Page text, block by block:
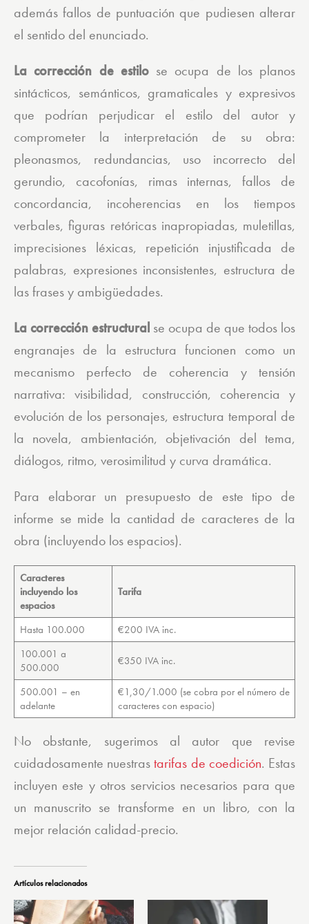
además fallos de puntuación que pudiesen alterar
el sentido del enunciado.
La corrección de estilose ocupa de los planos
sintácticos, semánticos, gramaticales y expresivos
que podrían perjudicar el estilo del autor y
comprometer la interpretación de su obra:
pleonasmos, redundancias, uso incorrecto del
gerundio, cacofonías, rimas internas, fallos de
concordancia, incoherencias en los tiempos
verbales, figuras retóricas inapropiadas, muletillas,
imprecisiones léxicas, repetición injustificada de
palabras, expresiones inconsistentes, estructura de
las frases y ambigüedades.
La corrección estructural se ocupa de que todos los
engranajes de la estructura funcionen como un
mecanismo perfecto de coherencia y tensión
narrativa: visibilidad, construcción, coherencia y
evolución de los personajes, estructura temporal de
la novela, ambientación, objetivación del tema,
diálogos, ritmo, verosimilitud y curva dramática.
Para elaborar un presupuesto de este tipo de
informe se mide la cantidad de caracteres de la
obra (incluyendo los espacios).
Caracteres
incluyendo los
espacios
Tarifa
Hasta 100.000
€200 IVA inc.
100.001 a
500.000
€350 IVA inc.
500.001 – en
adelante
€1,30/1.000 (se cobra por el número de
caracteres con espacio)
No obstante, sugerimos al autor que revise
cuidadosamente nuestrastarifas de coedición. Estas
incluyen este y otros servicios necesarios para que
un manuscrito se transforme en un libro, con la
mejor relación calidad-precio.
Artículos relacionados